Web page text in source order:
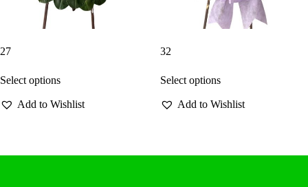
27
Select options
Add to Wishlist
32
Select options
Add to Wishlist